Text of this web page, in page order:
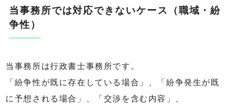
当事務所では対応できないケース（職域・紛
争性）
当事務所は行政書士事務所です。
「紛争性が既に存在している場合」、「紛争発生が既
に予想される場合」、「交渉を含む内容」、